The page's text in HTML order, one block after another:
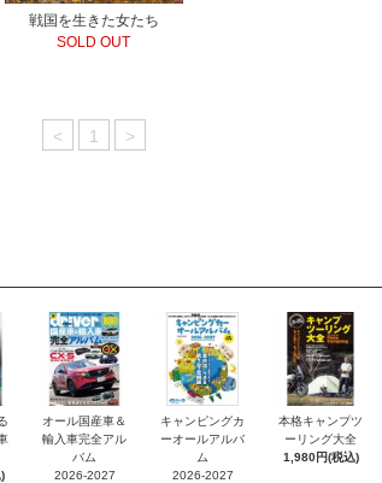
戦国を生きた女たち
SOLD OUT
< 1 >
オール国産車＆
輸入車完全アル
バム
2026-2027
キャンピングカ
ーオールアルバ
ム
2026-2027
本格キャンプツ
ーリング大全
1,980円(税込)